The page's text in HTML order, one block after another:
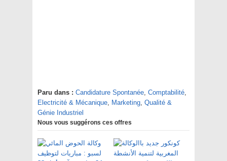
Paru dans : Candidature Spontanée, Comptabilité,
Electricité & Mécanique, Marketing, Qualité &
Génie Industriel
Nous vous suggérons ces offres